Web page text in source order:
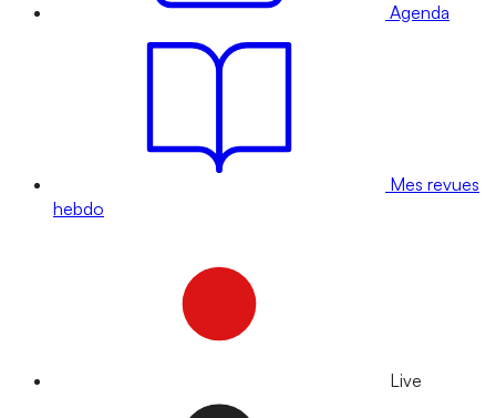
Agenda
Mes revues
hebdo
Live